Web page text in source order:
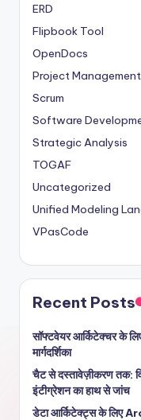
ERD
Flipbook Tool
OpenDocs
Project Management
Scrum
Software
Strategic Analysis
TOGAF
Uncategorized
Unified Modeling
VPasCode
Recent Posts
सॉफ्टवेयर आर्किटेक्चर के
मार्गदर्शिका
चैट से दस्तावेज़ीकरण तक:
इंटीग्रेशन का हाथ से जांच
डेटा आर्किटेक्ट्स के लिए